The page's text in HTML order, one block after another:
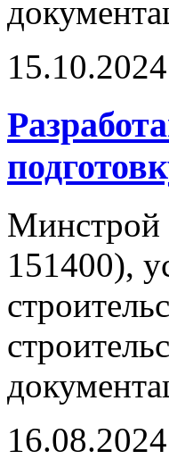
15.10.2024
Минстрой
151400),
16.08.2024